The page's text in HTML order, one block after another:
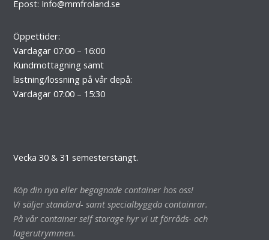
Epost: Info@mmfroland.se
Öppettider:
Vardagar 07:00 – 16:00
Kundmottagning samt
lastning/lossning på vår depå:
Vardagar 07:00 – 15:30
Vecka 30 & 31 semesterstängt.
Köp din nya eller begagnade container hos oss!
Vi säljer standard- samt specialbyggda containrar.
På vår container self storage hyr vi ut förråds- och
lagerutrymmen.